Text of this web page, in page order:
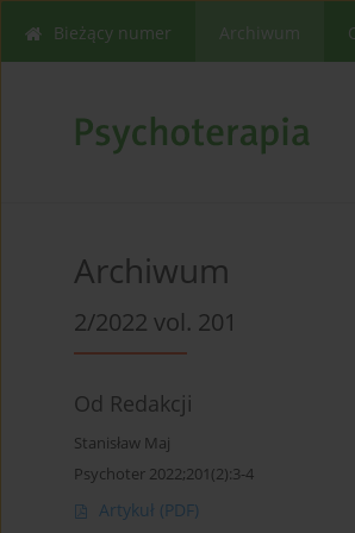
Bieżący numer Archiwum
Archiwum
2/2022 vol. 201
Od Redakcji
Stanisław Maj
Psychoter 2022;201(2):3-4
Artykuł (PDF)